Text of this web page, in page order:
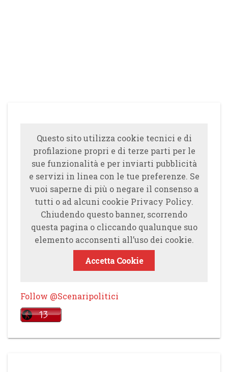
Questo sito utilizza cookie tecnici e di
profilazione propri e di terze parti per le
sue funzionalità e per inviarti pubblicità
e servizi in linea con le tue preferenze. Se
vuoi saperne di più o negare il consenso a
tutti o ad alcuni cookie Privacy Policy.
Chiudendo questo banner, scorrendo
questa pagina o cliccando qualunque suo
elemento acconsenti all’uso dei cookie.
Accetta Cookie
Follow @Scenaripolitici